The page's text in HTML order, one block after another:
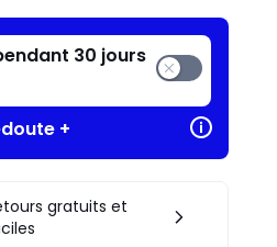
30 jours
+
gratuits et